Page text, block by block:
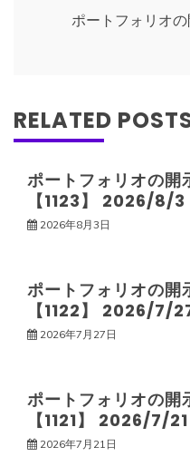
ゲ
ー
シ
ン
ポートフォリオ
RELATED
ポートフォリオの開
【1123】 2026/8/3
2026年8月3日
ポートフォリオの開
【1122】 2026/7/
2026年7月27日
ポートフォリオの開
【1121】 2026/7/21
2026年7月21日